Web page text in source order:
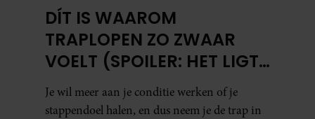
DÍT IS WAAROM
TRAPLOPEN ZO ZWAAR
VOELT (SPOILER: HET LIGT
NIET AAN JE CONDITIE)
Je wil meer aan je conditie werken of je
stappendoel halen, en dus neem je de trap in